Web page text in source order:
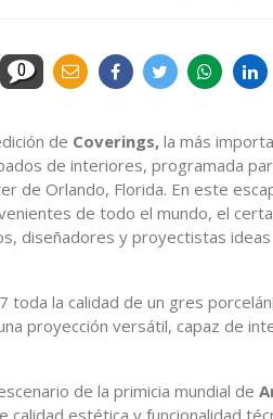
0
de Coverings, la más
de interiores, programada
de Orlando, Florida. En este
de todo el mundo, el
diseñadores y proyectistas ideas
toda la calidad de un gres
proyección versátil, capaz de
de la primicia mundial de
calidad estética y funcionalidad